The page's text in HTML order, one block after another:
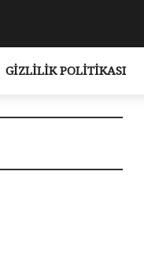
GIZLILIK POLITIKASI